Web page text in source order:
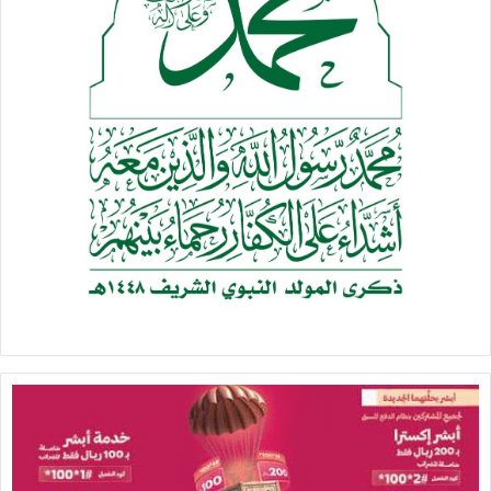
وقال ” ان محافظة المحويت ستستمر في تقديم قوافل المجاهدين
حتى دحر الغزاة والمحتلين ، وأنها لن تنكسر بضربات العدوان
الغاشم الذي امعن في استهداف البنية التحتية والمدنيين ، كما
أن المحافظة ستستمر في الحفاظ روحها وقوامها وتماسكها وما
حققته من صمود في وجه العدوان “.
والقى الطفل علي منصور النزيلي كلمة معبرة عن امال الطفولة
ووعيها بما يحصل في الوطن جراء العدوان، فيما القى الشاعر
حسين بن حسين الشطبي قصيدة نالت اعجاب الحاضرين.
حضر اللقاء عضو اللجنة الثورية العليا صادق ابو شوارب ومحافظ
صنعاء حنين قطينة.
سبأ